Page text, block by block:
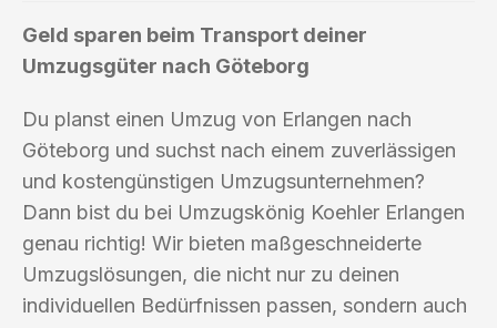
Geld sparen beim Transport deiner
Umzugsgüter nach Göteborg
Du planst einen Umzug von Erlangen nach
Göteborg und suchst nach einem zuverlässigen
und kostengünstigen Umzugsunternehmen?
Dann bist du bei Umzugskönig Koehler Erlangen
genau richtig! Wir bieten maßgeschneiderte
Umzugslösungen, die nicht nur zu deinen
individuellen Bedürfnissen passen, sondern auch